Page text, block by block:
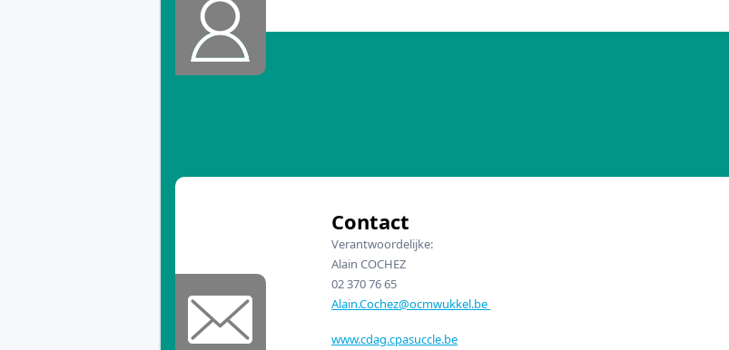
Contact
Verantwoordelijke:
Alain COCHEZ
02 370 76 65
Alain.Cochez@ocmwukkel.be
www.cdag.cpasuccle.be